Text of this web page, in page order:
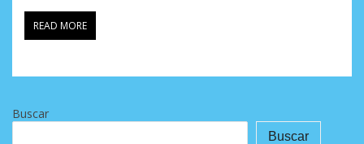
READ MORE
Buscar
Buscar